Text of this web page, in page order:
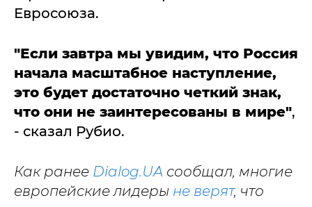
Евросоюза.
"Если завтра мы увидим, что Россия
начала масштабное наступление,
это будет достаточно четкий знак,
что они не заинтересованы в мире",
- сказал Рубио.
Как ранее Dialog.UA сообщал, многие
европейские лидеры не верят, что